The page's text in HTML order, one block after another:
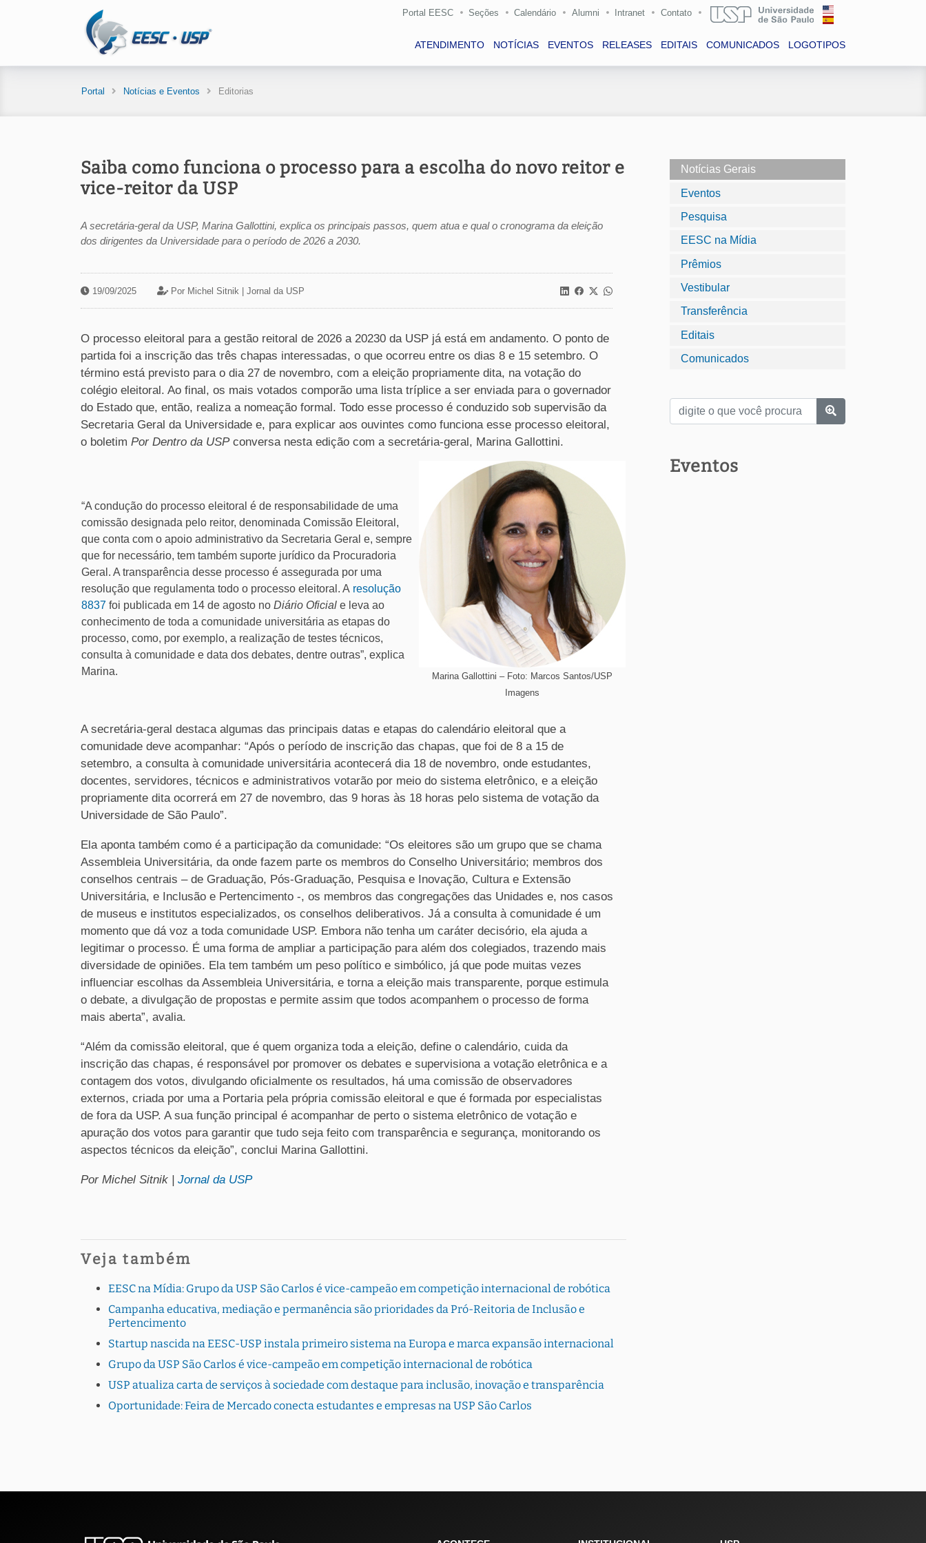
Portal EESC Seções Calendário Alumni Intranet Contato
ATENDIMENTO NOTÍCIAS EVENTOS RELEASES EDITAIS COMUNICADOS LOGOTIPOS
Portal Notícias e Eventos Editorias
Saiba como funciona o processo para a escolha do novo reitor e
vice-reitor da USP
A secretária-geral da USP, Marina Gallottini, explica os principais passos, quem atua e qual o cronograma da eleição
dos dirigentes da Universidade para o período de 2026 a 2030.
19/09/2025 Por Michel Sitnik | Jornal da USP
O processo eleitoral para a gestão reitoral de 2026 a 20230 da USP já está em andamento. O ponto de
partida foi a inscrição das três chapas interessadas, o que ocorreu entre os dias 8 e 15 setembro. O
término está previsto para o dia 27 de novembro, com a eleição propriamente dita, na votação do
colégio eleitoral. Ao final, os mais votados comporão uma lista tríplice a ser enviada para o governador
do Estado que, então, realiza a nomeação formal. Todo esse processo é conduzido sob supervisão da
Secretaria Geral da Universidade e, para explicar aos ouvintes como funciona esse processo eleitoral,
o boletim Por Dentro da USPconversa nesta edição com a secretária-geral, Marina Gallottini.
“A condução do processo eleitoral é de responsabilidade de uma
comissão designada pelo reitor, denominada Comissão Eleitoral,
que conta com o apoio administrativo da Secretaria Geral e, sempre
que for necessário, tem também suporte jurídico da Procuradoria
Geral. A transparência desse processo é assegurada por uma
resolução que regulamenta todo o processo eleitoral. A resolução
8837 foi publicada em 14 de agosto no Diário Oficial e leva ao
conhecimento de toda a comunidade universitária as etapas do
processo, como, por exemplo, a realização de testes técnicos,
consulta à comunidade e data dos debates, dentre outras”, explica
Marina.
Marina Gallottini – Foto: Marcos Santos/USP
Imagens
A secretária-geral destaca algumas das principais datas e etapas do calendário eleitoral que a
comunidade deve acompanhar: “Após o período de inscrição das chapas, que foi de 8 a 15 de
setembro, a consulta à comunidade universitária acontecerá dia 18 de novembro, onde estudantes,
docentes, servidores, técnicos e administrativos votarão por meio do sistema eletrônico, e a eleição
propriamente dita ocorrerá em 27 de novembro, das 9 horas às 18 horas pelo sistema de votação da
Universidade de São Paulo”.
Ela aponta também como é a participação da comunidade: “Os eleitores são um grupo que se chama
Assembleia Universitária, da onde fazem parte os membros do Conselho Universitário; membros dos
conselhos centrais – de Graduação, Pós-Graduação, Pesquisa e Inovação, Cultura e Extensão
Universitária, e Inclusão e Pertencimento -, os membros das congregações das Unidades e, nos casos
de museus e institutos especializados, os conselhos deliberativos. Já a consulta à comunidade é um
momento que dá voz a toda comunidade USP. Embora não tenha um caráter decisório, ela ajuda a
legitimar o processo. É uma forma de ampliar a participação para além dos colegiados, trazendo mais
diversidade de opiniões. Ela tem também um peso político e simbólico, já que pode muitas vezes
influenciar escolhas da Assembleia Universitária, e torna a eleição mais transparente, porque estimula
o debate, a divulgação de propostas e permite assim que todos acompanhem o processo de forma
mais aberta”, avalia.
“Além da comissão eleitoral, que é quem organiza toda a eleição, define o calendário, cuida da
inscrição das chapas, é responsável por promover os debates e supervisiona a votação eletrônica e a
contagem dos votos, divulgando oficialmente os resultados, há uma comissão de observadores
externos, criada por uma a Portaria pela própria comissão eleitoral e que é formada por especialistas
de fora da USP. A sua função principal é acompanhar de perto o sistema eletrônico de votação e
apuração dos votos para garantir que tudo seja feito com transparência e segurança, monitorando os
aspectos técnicos da eleição”, conclui Marina Gallottini.
Por Michel Sitnik | Jornal da USP
Veja também
EESC na Mídia: Grupo da USP São Carlos é vice-campeão em competição internacional de robótica
Campanha educativa, mediação e permanência são prioridades da Pró-Reitoria de Inclusão e
Pertencimento
Startup nascida na EESC-USP instala primeiro sistema na Europa e marca expansão internacional
Grupo da USP São Carlos é vice-campeão em competição internacional de robótica
USP atualiza carta de serviços à sociedade com destaque para inclusão, inovação e transparência
Oportunidade: Feira de Mercado conecta estudantes e empresas na USP São Carlos
Notícias Gerais
Eventos
Pesquisa
EESC na Mídia
Prêmios
Vestibular
Transferência
Editais
Comunicados
Eventos